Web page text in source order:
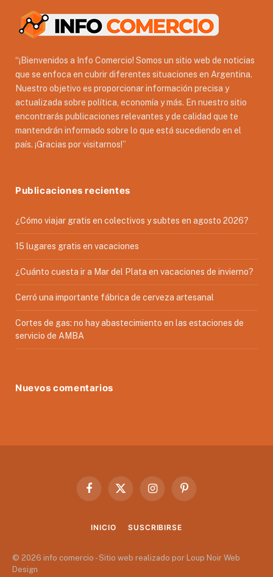
“¡Bienvenidos a Info Comercio! Somos un sitio web de noticias
que se enfoca en cubrir diferentes situaciones en Argentina.
Nuestro objetivo es proporcionar información precisa y
actualizada sobre política, economía y más. En nuestro sitio
encontrarás publicaciones relevantes y de calidad que te
mantendrán informado sobre lo que está sucediendo en el
país. ¡Gracias por visitarnos!”
Publicaciones recientes
¿Cómo viajar gratis en colectivos y subtes en agosto 2026?
15 lugares gratis en vacaciones
¿Cuánto cuesta ir a Mar del Plata en vacaciones de invierno?
Cerró una importante fábrica de cerveza artesanal
Cortes de gas: no hay abastecimiento en las estaciones de
servicio de AMBA
Nuevos comentarios
Facebook
X
InstagramPinterest
INICIO SUSCRIBIRSE
© 2026 info comercio - Sitio web realizado por Loup Noir Web
Design